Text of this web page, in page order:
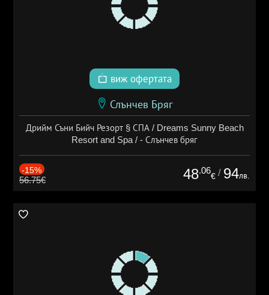
виж офертата
Слънчев Бряг
Дрийм Съни Бийч Резорт § СПА / Dreams Sunny Beach
Resort and Spa / - Слънчев бряг
-15%
56.75€ 48.06
€ / 94лв.